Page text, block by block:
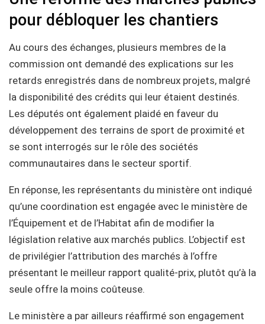
pour débloquer les chantiers
Au cours des échanges, plusieurs membres de la
commission ont demandé des explications sur les
retards enregistrés dans de nombreux projets, malgré
la disponibilité des crédits qui leur étaient destinés.
Les députés ont également plaidé en faveur du
développement des terrains de sport de proximité et
se sont interrogés sur le rôle des sociétés
communautaires dans le secteur sportif.
En réponse, les représentants du ministère ont indiqué
qu’une coordination est engagée avec le ministère de
l’Équipement et de l’Habitat afin de modifier la
législation relative aux marchés publics. L’objectif est
de privilégier l’attribution des marchés à l’offre
présentant le meilleur rapport qualité-prix, plutôt qu’à la
seule offre la moins coûteuse.
Le ministère a par ailleurs réaffirmé son engagement